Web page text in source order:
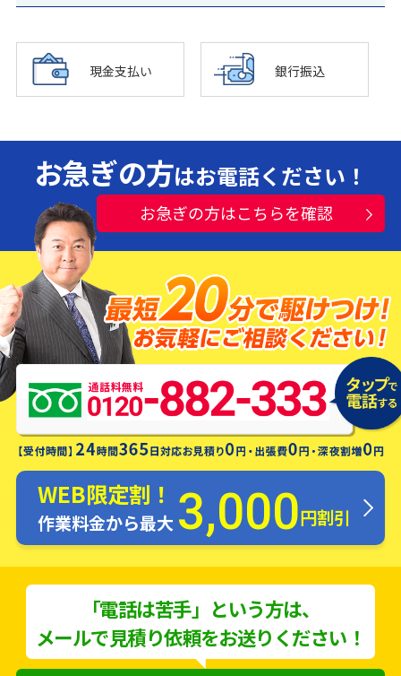
現金支払い 銀行振込
お急ぎの方はお電話ください！
お急ぎの方はこちらを確認
水漏れ・つまり・修理お電話一本ですぐ
にお伺いします！
WEB限定割！
作業料金から最大 3,000円割引
「電話は苦手」という方は、
メールで見積り依頼をお送りください！